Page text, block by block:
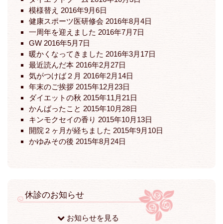
模様替え 2016年9月6日
健康スポーツ医研修会 2016年8月4日
一周年を迎えました 2016年7月7日
GW 2016年5月7日
暖かくなってきました 2016年3月17日
最近読んだ本 2016年2月27日
気がつけば２月 2016年2月14日
年末のご挨拶 2015年12月23日
ダイエットの秋 2015年11月21日
かんばったこと 2015年10月28日
キンモクセイの香り 2015年10月13日
開院２ヶ月が経ちました 2015年9月10日
かゆみその後 2015年8月24日
休診のお知らせ
お知らせを見る